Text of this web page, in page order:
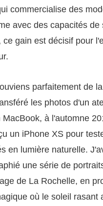
commercialise des
avec des capacités de
ce gain est décisif pour
parfaitement de
les photos d'un
MacBook, à l'automne
un iPhone XS pour
en lumière naturelle.
une série de
de La Rochelle, en
où le soleil rasant